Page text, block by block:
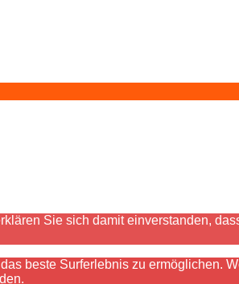
Sie sich damit einverstanden,
beste Surferlebnis zu ermöglichen.